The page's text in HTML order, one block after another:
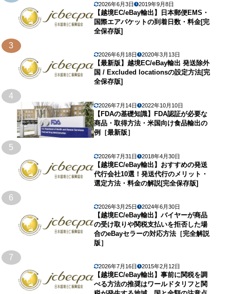
2026年6月3日 2019年9月8日
【越境EC/eBay輸出】日本郵便EMS・
国際エアパケットの到着日数・料金[完
全保存版]
3
2026年6月18日 2020年3月13日
【最新版】越境EC/eBay輸出 発送除外
国 / Excluded locationsの設定方法[完
全保存版]
4
2026年7月14日 2022年10月10日
【FDAの基礎知識】FDA認証が必要な
商品・取得方法・米国向け食品輸出の
例［最新版］
5
2026年7月31日 2018年4月30日
【越境EC/eBay輸出】おすすめの発送
代行会社10選！発送代行のメリット・
選定方法・料金の解説[完全保存版]
6
2026年3月25日 2024年6月30日
【越境EC/eBay輸出】バイヤーが商品
の受け取りや関税支払いを拒否した場
合のeBayセラーの対応方法［完全解説
版］
7
2026年7月16日 2015年2月12日
【越境EC/eBay輸出】事前に関税を調
べる方法の推奨はワールドタリフと関